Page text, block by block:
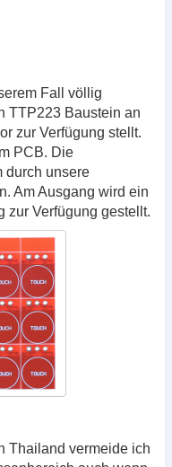
Fall völlig
TTP223 Baustein an
zur Verfügung stellt.
PCB. Die
durch unsere
Am Ausgang wird ein
zur Verfügung gestellt.
Thailand vermeide ich